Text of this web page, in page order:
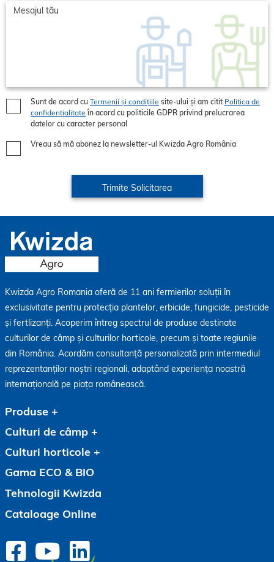
Sunt de acord cu Termenii și condițiile site-ului și am citit Politica de
confidențialitate în acord cu politicile GDPR privind prelucrarea
datelor cu caracter personal
Vreau să mă abonez la newsletter-ul Kwizda Agro România
Kwizda Agro Romania oferă de 11 ani fermierilor soluții în
exclusivitate pentru protecția plantelor, erbicide, fungicide, pesticide
și fertlizanți. Acoperim întreg spectrul de produse destinate
culturilor de câmp și culturilor horticole, precum și toate regiunile
din România. Acordăm consultanță personalizată prin intermediul
reprezentanților noștri regionali, adaptând experiența noastră
internațională pe piața românească.
Produse
Culturi de câmp
Culturi horticole
Gama ECO & BIO
Tehnologii Kwizda
Cataloage Online